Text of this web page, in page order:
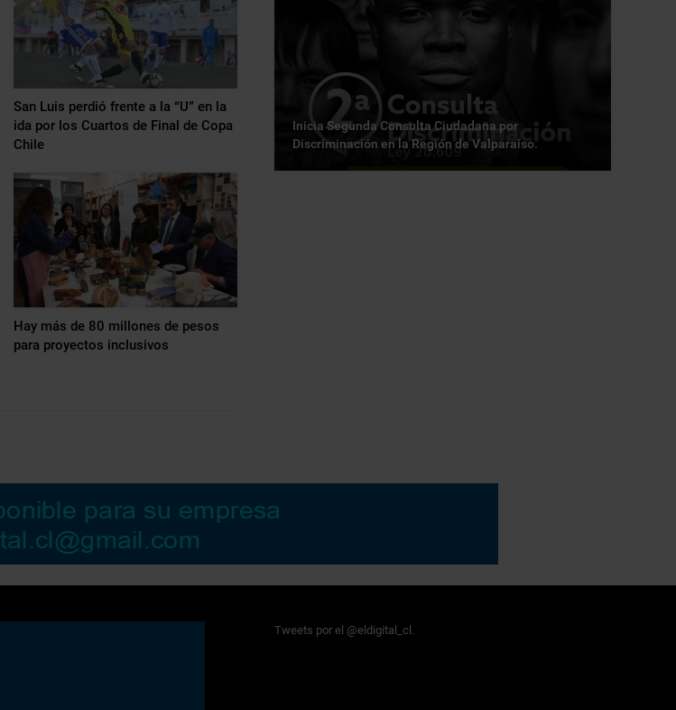
San Luis perdió frente a la “U” en la
ida por los Cuartos de Final de Copa
Chile
Hay más de 80 millones de pesos
para proyectos inclusivos
Inicia Segunda Consulta Ciudadana por
Discriminación en la Región de Valparaíso.
Tweets por el @eldigital_cl.